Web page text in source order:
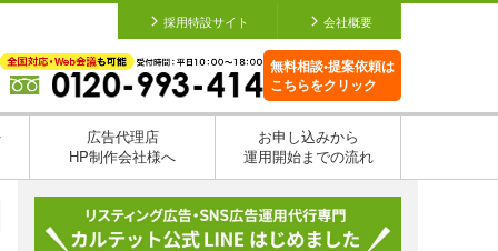
採用特設サイト 会社概要
無料相談•提案依頼は
こちらをクリック
広告代理店
HP制作会社様へ
お申し込みから
運用開始までの流れ